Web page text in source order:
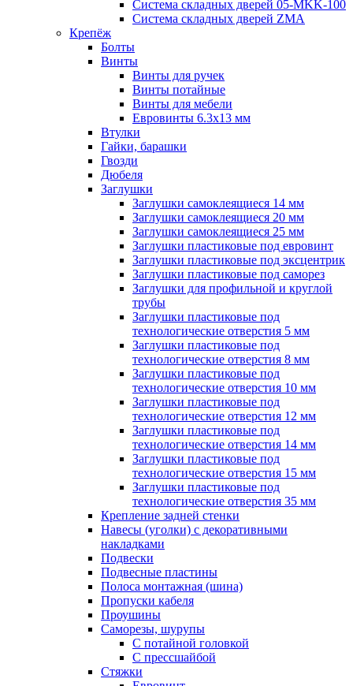
Система складных дверей 05-MKK-100
Система складных дверей ZMA
Крепёж
Болты
Винты
Винты для ручек
Винты потайные
Винты для мебели
Евровинты 6.3х13 мм
Втулки
Гайки, барашки
Гвозди
Дюбеля
Заглушки
Заглушки самоклеящиеся 14 мм
Заглушки самоклеящиеся 20 мм
Заглушки самоклеящиеся 25 мм
Заглушки пластиковые под евровинт
Заглушки пластиковые под эксцентрик
Заглушки пластиковые под саморез
Заглушки для профильной и круглой
трубы
Заглушки пластиковые под
технологические отверстия 5 мм
Заглушки пластиковые под
технологические отверстия 8 мм
Заглушки пластиковые под
технологические отверстия 10 мм
Заглушки пластиковые под
технологические отверстия 12 мм
Заглушки пластиковые под
технологические отверстия 14 мм
Заглушки пластиковые под
технологические отверстия 15 мм
Заглушки пластиковые под
технологические отверстия 35 мм
Крепление задней стенки
Навесы (уголки) с декоративными
накладками
Подвески
Подвесные пластины
Полоса монтажная (шина)
Пропуски кабеля
Проушины
Саморезы, шурупы
С потайной головкой
С прессшайбой
Стяжки